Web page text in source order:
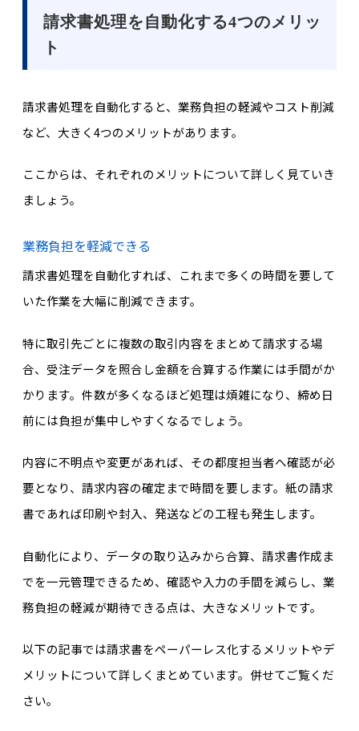
請求書処理を自動化する4つのメリッ
ト
請求書処理を自動化すると、業務負担の軽減やコスト削減
など、大きく4つのメリットがあります。
ここからは、それぞれのメリットについて詳しく見ていき
ましょう。
業務負担を軽減できる
請求書処理を自動化すれば、これまで多くの時間を要して
いた作業を大幅に削減できます。
特に取引先ごとに複数の取引内容をまとめて請求する場
合、受注データを照合し金額を合算する作業には手間がか
かります。件数が多くなるほど処理は煩雑になり、締め日
前には負担が集中しやすくなるでしょう。
内容に不明点や変更があれば、その都度担当者へ確認が必
要となり、請求内容の確定まで時間を要します。紙の請求
書であれば印刷や封入、発送などの工程も発生します。
自動化により、データの取り込みから合算、請求書作成ま
でを一元管理できるため、確認や入力の手間を減らし、業
務負担の軽減が期待できる点は、大きなメリットです。
以下の記事では請求書をペーパーレス化するメリットやデ
メリットについて詳しくまとめています。併せてご覧くだ
さい。